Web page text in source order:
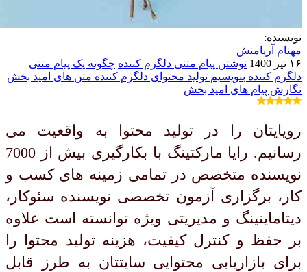
نویسنده:
مهنام آریامنش
۱۶ تیر 1400
نوشتن پیام متنی دلگرم کننده چگونه یک پیام متنی
دلگرم کننده بنویسیم تولید محتوای دلگرم کننده متن های امید بخش
نگارش پیام های امید بخش
رویایتان را در تولید محتوا به واقعیت می
رسانیم. رایا مارکتینگ با بکارگیری بیش از 7000
نویسنده متخصص در تمامی زمینه های کسب و
کار، برگزاری آزمون تخصصی نویسنده سئوکار،
دیتاماینینگ و مدیریتی ویژه توانسته است علاوه
بر حفظ و کنترل کیفیت، هزینه تولید محتوا را
برای بازاریابی محتوایی سایتتان به طرز قابل